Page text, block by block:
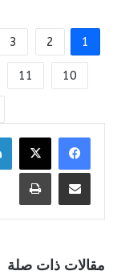
1
2
3
10
11
مشاركة عبر البريد
مقالات ذات صلة